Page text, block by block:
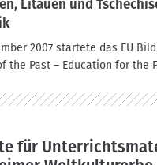
Litauen und
2007 startete das EU
the Past – Education for the
für